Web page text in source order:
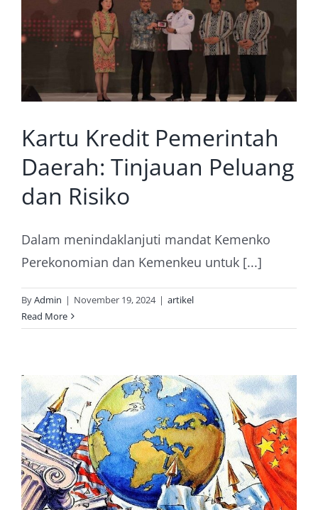
Kartu Kredit Pemerintah
Daerah: Tinjauan Peluang
dan Risiko
Dalam menindaklanjuti mandat Kemenko
Perekonomian dan Kemenkeu untuk [...]
ByAdmin | November 19, 2024 | artikel
Read More